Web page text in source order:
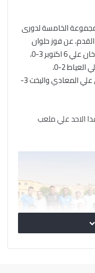
الخامسة لدورى
عن فوز حلوان
العام علي البدرشين 3-1، والشرقية للدخان علي 6 اكتوبر 3-0،
والاتصالات علي بشتيل 2-0، وجينيس علي العياط 2-0،
وابوالنمرس علي الصيد 2-0، والقومي علي المعادي واليخت 3-
الاحد علي ملعب